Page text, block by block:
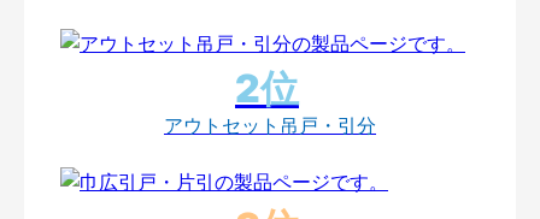
アウトセット吊戸・引分